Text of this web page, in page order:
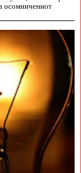
осомничениот